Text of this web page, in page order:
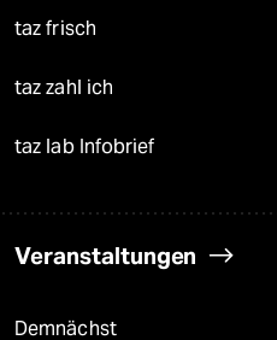
taz frisch
taz zahl ich
taz lab Infobrief
Veranstaltungen
Demnächst